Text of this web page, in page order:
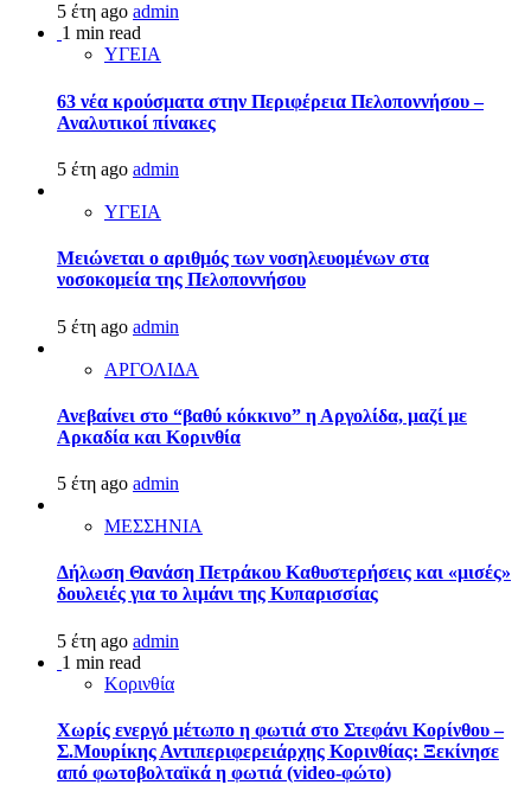
5 έτη ago admin
1 min read
ΥΓΕΙΑ
63 νέα κρούσματα στην Περιφέρεια Πελοποννήσου –
Αναλυτικοί πίνακες
5 έτη ago admin
ΥΓΕΙΑ
Μειώνεται ο αριθμός των νοσηλευομένων στα
νοσοκομεία της Πελοποννήσου
5 έτη ago admin
ΑΡΓΟΛΙΔΑ
Ανεβαίνει στο “βαθύ κόκκινο” η Αργολίδα, μαζί με
Αρκαδία και Κορινθία
5 έτη ago admin
ΜΕΣΣΗΝΙΑ
Δήλωση Θανάση Πετράκου Καθυστερήσεις και «μισές»
δουλειές για το λιμάνι της Κυπαρισσίας
5 έτη ago admin
1 min read
Κορινθία
Χωρίς ενεργό μέτωπο η φωτιά στο Στεφάνι Κορίνθου –
Σ.Μουρίκης Αντιπεριφερειάρχης Κορινθίας: Ξεκίνησε
από φωτοβολταϊκά η φωτιά (video-φώτο)